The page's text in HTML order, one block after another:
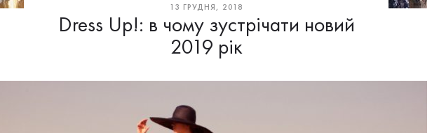
13 ГРУДНЯ, 2018
Dress Up!: в чому зустрічати новий
2019 рік